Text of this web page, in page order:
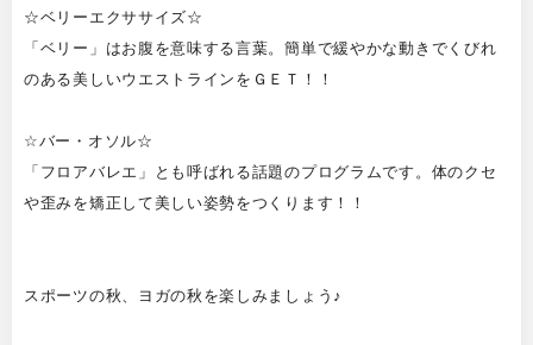
☆ベリーエクササイズ☆
「ベリー」はお腹を意味する言葉。簡単で緩やかな動きでくびれ
のある美しいウエストラインをＧＥＴ！！
☆バー・オソル☆
「フロアバレエ」とも呼ばれる話題のプログラムです。体のクセ
や歪みを矯正して美しい姿勢をつくります！！
スポーツの秋、ヨガの秋を楽しみましょう♪